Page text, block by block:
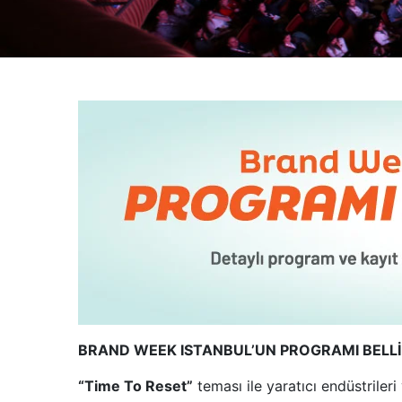
BRAND WEEK ISTANBUL’UN PROGRAMI
“Time To Reset” teması ile yaratıcı